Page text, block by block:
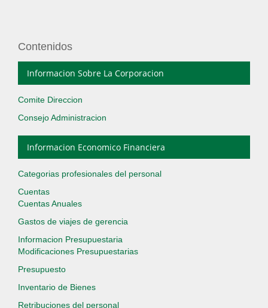
Contenidos
Informacion Sobre La Corporacion
Comite Direccion
Consejo Administracion
Informacion Economico Financiera
Categorias profesionales del personal
Cuentas
Cuentas Anuales
Gastos de viajes de gerencia
Informacion Presupuestaria
Modificaciones Presupuestarias
Presupuesto
Inventario de Bienes
Retribuciones del personal